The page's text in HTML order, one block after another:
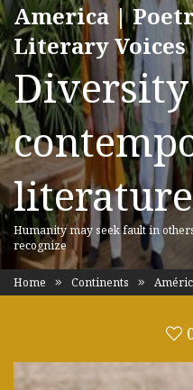
America |
Literary Voices
Humanity may seek fault in
recognize
Home Continents